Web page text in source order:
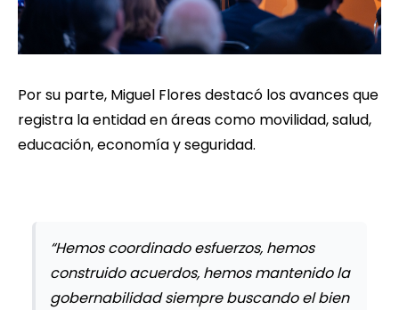
Por su parte, Miguel Flores destacó los avances que
registra la entidad en áreas como movilidad, salud,
educación, economía y seguridad.
“Hemos coordinado esfuerzos, hemos
construido acuerdos, hemos mantenido la
gobernabilidad siempre buscando el bien